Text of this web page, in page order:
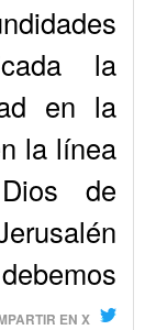
la
en la
la línea
de
EN X